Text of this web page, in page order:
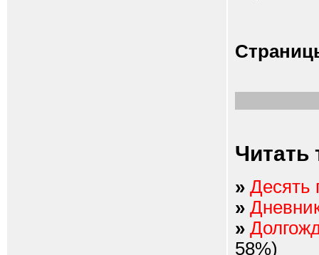
Читать
» Десять
»
»
58%)